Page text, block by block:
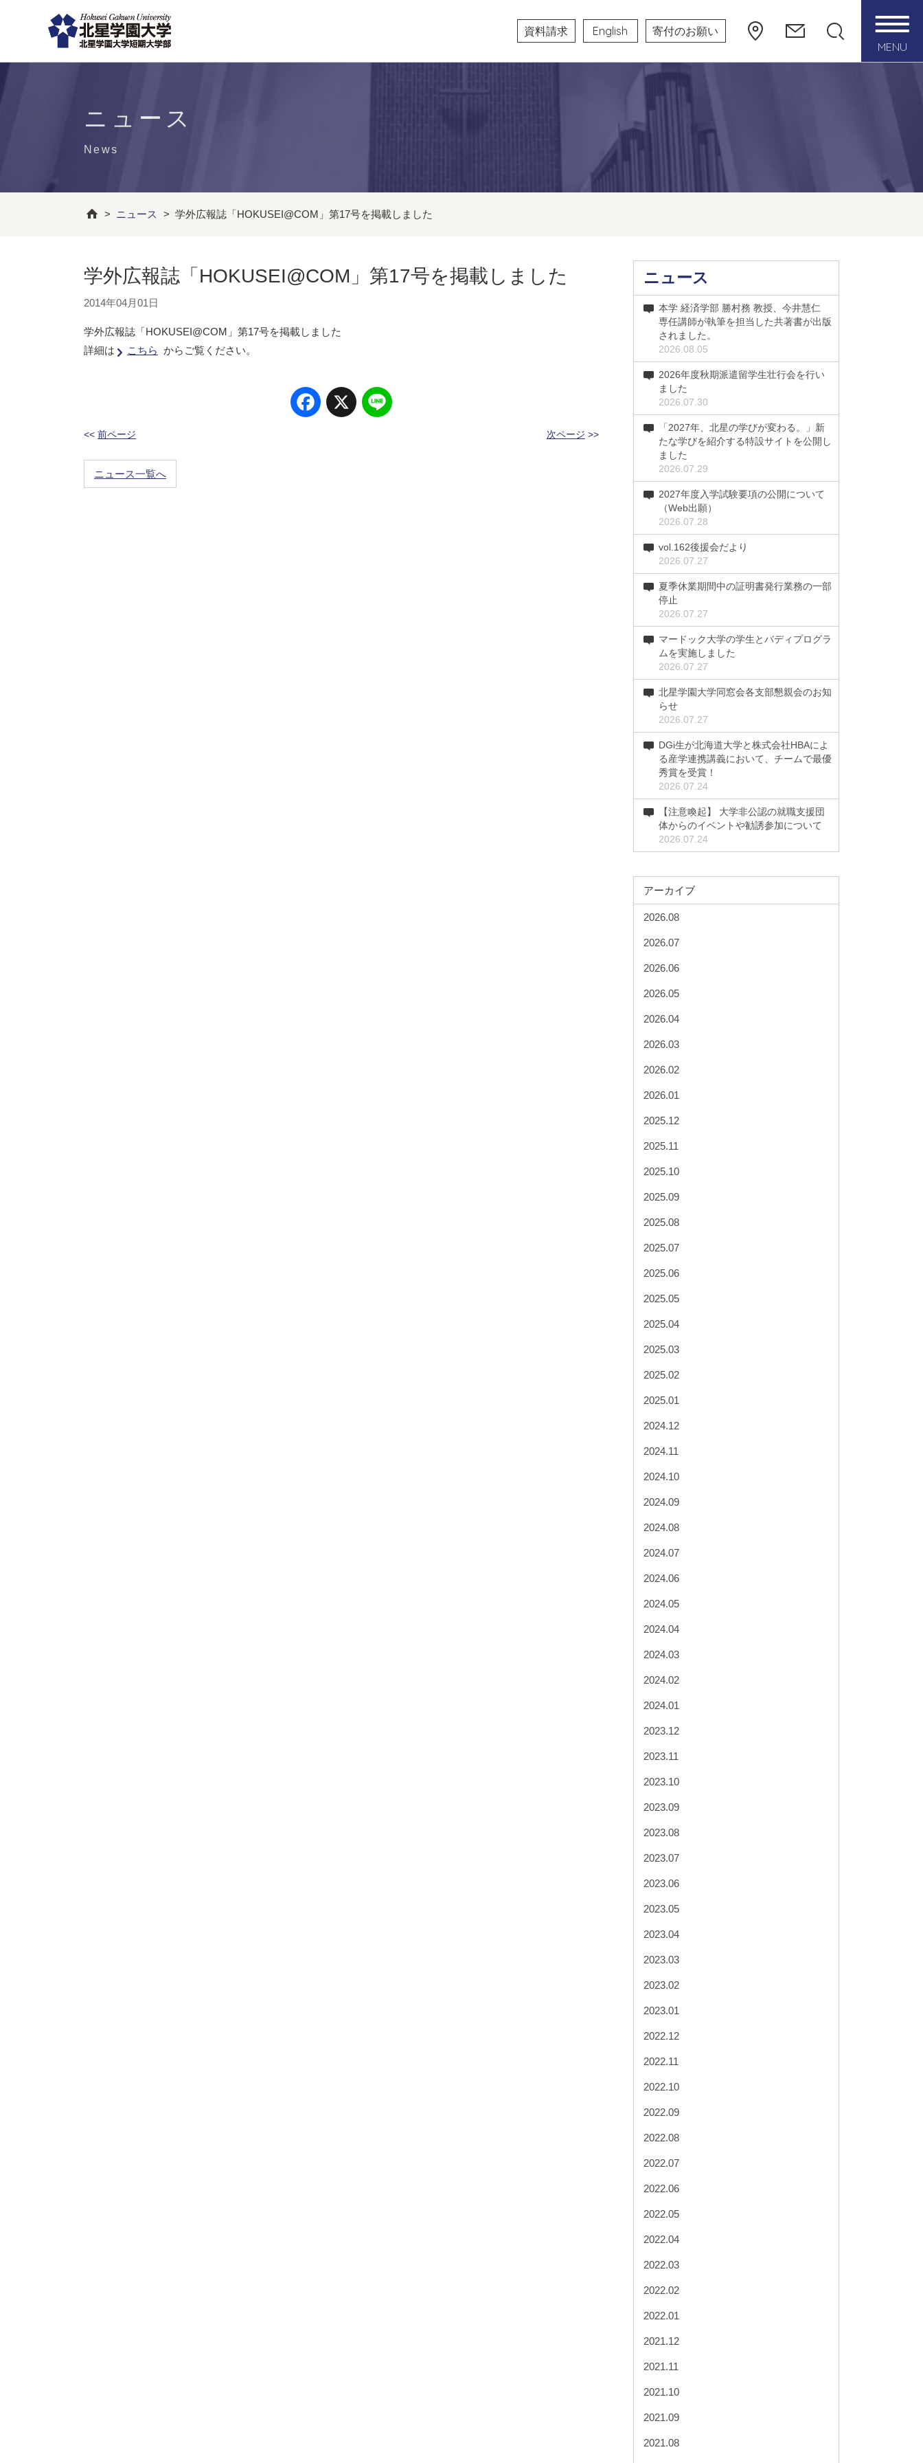
資料請求 English
寄付のお願い
MENU
ニュース
News
> ニュース > 学外広報誌「HOKUSEI@COM」第17号を掲載しました
学外広報誌「HOKUSEI@COM」第17号を掲載しました
2014年04月01日
学外広報誌「HOKUSEI@COM」第17号を掲載しました
詳細は
こちら からご覧ください。
Facebook
X
<< 前ページ >>
次ページ
ニュース一覧へ
ニュース
本学 経済学部 勝村務 教授、今井慧仁
専任講師が執筆を担当した共著書が出版
されました。
2026.08.05
2026年度秋期派遣留学生壮行会を行い
ました
2026.07.30
「2027年、北星の学びが変わる。」新
たな学びを紹介する特設サイトを公開し
ました
2026.07.29
2027年度入学試験要項の公開について
（Web出願）
2026.07.28
vol.162後援会だより
2026.07.27
夏季休業期間中の証明書発行業務の一部
停止
2026.07.27
マードック大学の学生とバディプログラ
ムを実施しました
2026.07.27
北星学園大学同窓会各支部懇親会のお知
らせ
2026.07.27
DGi生が北海道大学と株式会社HBAによ
る産学連携講義において、チームで最優
秀賞を受賞！
2026.07.24
【注意喚起】 大学非公認の就職支援団
体からのイベントや勧誘参加について
2026.07.24
アーカイブ
2026.08
2026.07
2026.06
2026.05
2026.04
2026.03
2026.02
2026.01
2025.12
2025.11
2025.10
2025.09
2025.08
2025.07
2025.06
2025.05
2025.04
2025.03
2025.02
2025.01
2024.12
2024.11
2024.10
2024.09
2024.08
2024.07
2024.06
2024.05
2024.04
2024.03
2024.02
2024.01
2023.12
2023.11
2023.10
2023.09
2023.08
2023.07
2023.06
2023.05
2023.04
2023.03
2023.02
2023.01
2022.12
2022.11
2022.10
2022.09
2022.08
2022.07
2022.06
2022.05
2022.04
2022.03
2022.02
2022.01
2021.12
2021.11
2021.10
2021.09
2021.08